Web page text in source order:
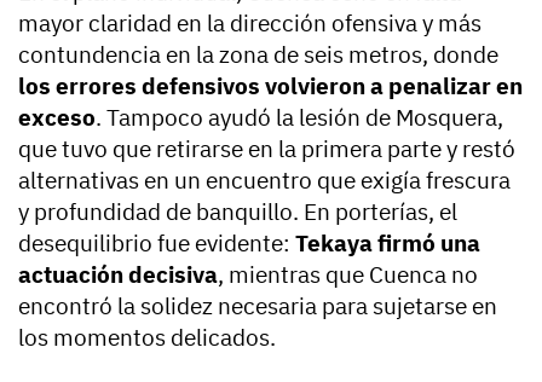
mayor claridad en la dirección ofensiva y más
contundencia en la zona de seis metros, donde
los errores defensivos volvieron a penalizar en
exceso. Tampoco ayudó la lesión de Mosquera,
que tuvo que retirarse en la primera parte y restó
alternativas en un encuentro que exigía frescura
y profundidad de banquillo. En porterías, el
desequilibrio fue evidente: Tekaya firmó una
actuación decisiva, mientras que Cuenca no
encontró la solidez necesaria para sujetarse en
los momentos delicados.